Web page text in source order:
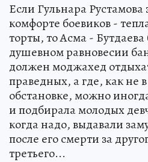
Если Гульнара Рустамова
комфорте боевиков -
торты, то Асма - Бутдаева
душевном равновесии
должен моджахед
праведных, а где, как не
обстановке, можно
и подбирала молодых
когда надо, выдавали
после его смерти за
третьего...